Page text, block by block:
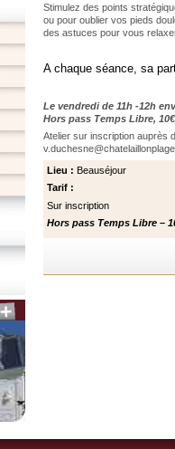
Stimulez des points
ou pour oublier vos pieds
des astuces pour vous
A chaque séance, sa
Le vendredi de 11h -12h
Hors pass Temps Libre,
Atelier sur inscription auprès
Lieu : Beauséjour
Tarif :
Sur inscription
Hors pass Temps Libre –